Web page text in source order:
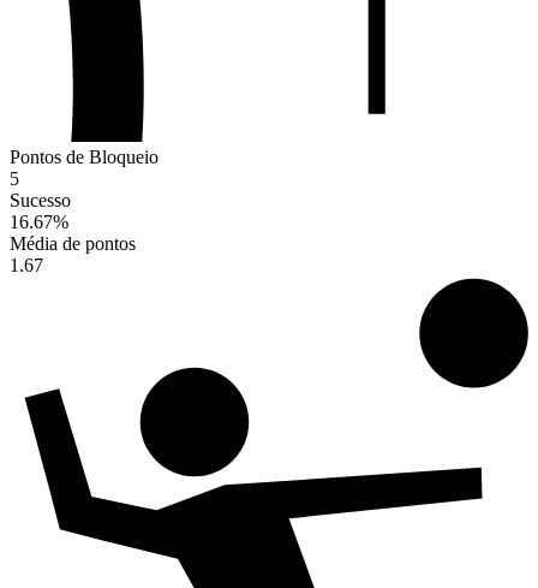
Pontos de Bloqueio
5
Sucesso
16.67%
Média de pontos
1.67